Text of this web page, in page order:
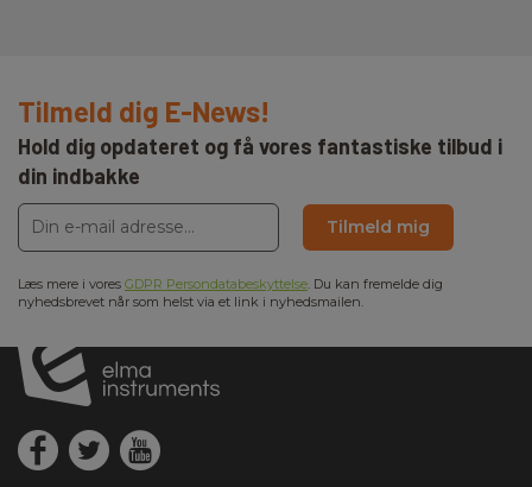
Tilmeld dig E-News!
Hold dig opdateret og få vores fantastiske tilbud i
din indbakke
Tilmeld mig
Læs mere i vores GDPR Persondatabeskyttelse. Du kan fremelde dig
nyhedsbrevet når som helst via et link i nyhedsmailen.